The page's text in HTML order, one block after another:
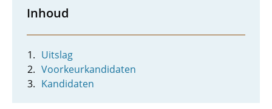
Inhoud
Uitslag
Voorkeurkandidaten
Kandidaten